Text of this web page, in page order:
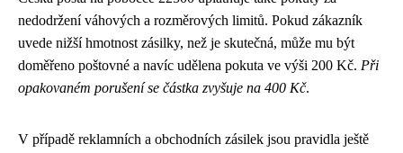
nedodržení váhových a rozměrových limitů. Pokud zákazník
uvede nižší hmotnost zásilky, než je skutečná, může mu být
doměřeno poštovné a navíc udělena pokuta ve výši 200 Kč. Při
opakovaném porušení se částka zvyšuje na 400 Kč.
V případě reklamních a obchodních zásilek jsou pravidla ještě